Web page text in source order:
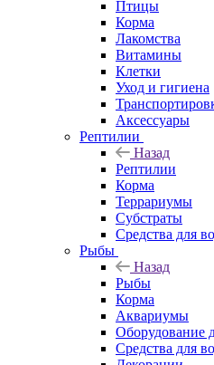
Птицы
Корма
Лакомства
Витамины
Клетки
Уход и гигиена
Аксессуары
Рептилии
Назад
Рептилии
Корма
Террариумы
Субстраты
Средства для
Рыбы
Назад
Рыбы
Корма
Аквариумы
Оборудование
Средства для